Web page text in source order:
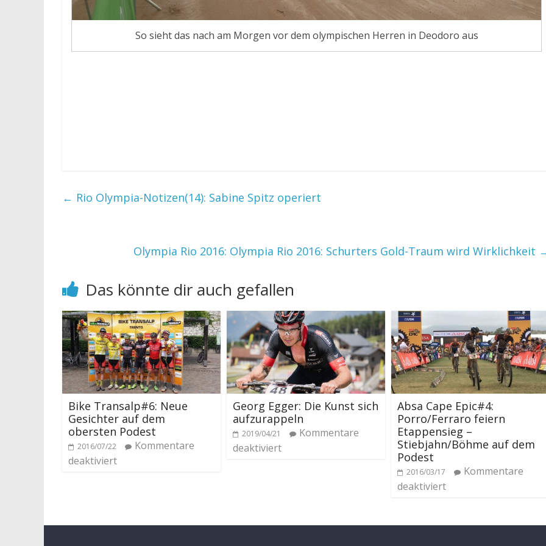
So sieht das nach am Morgen vor dem olympischen Herren in Deodoro aus
← Rio Olympia-Notizen(14): Sabine Spitz operiert
Olympia Rio 2016: Olympia Rio 2016: Schurters Gold-Traum wird Wirklichkeit
Das könnte dir auch gefallen
Bike Transalp#6: Neue
Gesichter auf dem
obersten Podest
2016/07/22
Kommentare
deaktiviert
Georg Egger: Die Kunst sich
aufzurappeln
2019/04/21
Kommentare
deaktiviert
Absa Cape Epic#4:
Porro/Ferraro feiern
Etappensieg –
Stiebjahn/Böhme auf dem
Podest
2016/03/17
Kommentare
deaktiviert